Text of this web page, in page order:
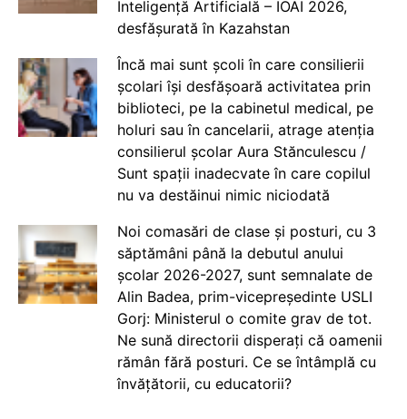
Inteligență Artificială – IOAI 2026,
desfășurată în Kazahstan
Încă mai sunt școli în care consilierii
școlari își desfășoară activitatea prin
biblioteci, pe la cabinetul medical, pe
holuri sau în cancelarii, atrage atenția
consilierul școlar Aura Stănculescu /
Sunt spații inadecvate în care copilul
nu va destăinui nimic niciodată
Noi comasări de clase și posturi, cu 3
săptămâni până la debutul anului
școlar 2026-2027, sunt semnalate de
Alin Badea, prim-vicepreședinte USLI
Gorj: Ministerul o comite grav de tot.
Ne sună directorii disperați că oamenii
rămân fără posturi. Ce se întâmplă cu
învățătorii, cu educatorii?